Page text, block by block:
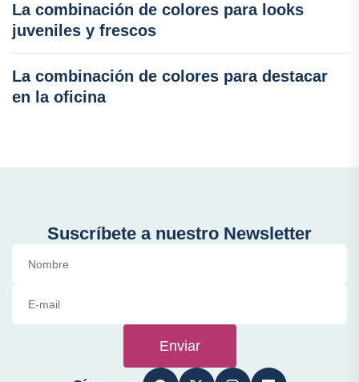
La combinación de colores para looks
juveniles y frescos
La combinación de colores para destacar
en la oficina
Suscríbete a nuestro Newsletter
Enviar